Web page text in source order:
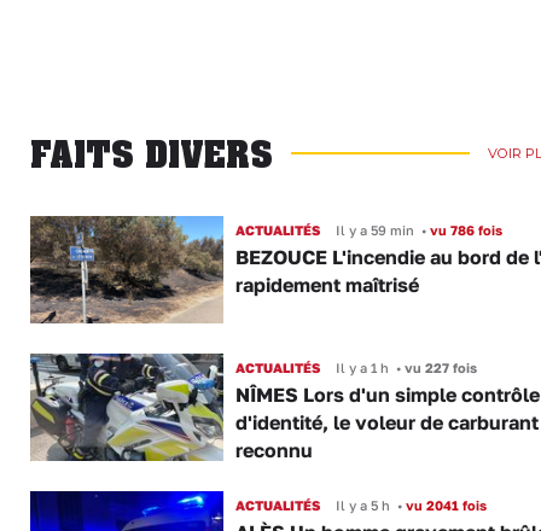
FAITS DIVERS VOIR
ACTUALITÉS Il y a 59 min •vu 786 fois
BEZOUCE L'incendie au bord de
rapidement maîtrisé
ACTUALITÉS Il y a 1 h •vu 227 fois
NÎMES Lors d'un simple contrôle
d'identité, le voleur de
reconnu
ACTUALITÉS Il y a 5 h •vu 2041 fois